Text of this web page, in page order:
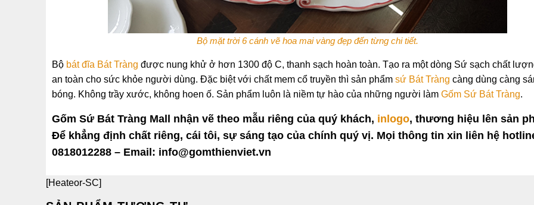
Bộ mặt trời 6 cánh vẽ hoa mai vàng đẹp đến từng chi tiết.
Bộ bát đĩa Bát Tràng được nung khử ở hơn 1300 độ C, thanh sạch hoàn toàn. Tạo ra một dòng Sứ sạch chất
an toàn cho sức khỏe người dùng. Đặc biệt với chất mem cổ truyền thì sản phẩm sứ Bát Tràng càng dùng càng
bóng. Không trầy xước, không hoen ố. Sản phẩm luôn là niềm tự hào của những người làm Gốm Sứ Bát Tràng.
Gốm Sứ Bát Tràng Mall nhận vẽ theo mẫu riêng của quý khách, inlogo, thương hiệu lên sản
Để khẳng định chất riêng, cái tôi, sự sáng tạo của chính quý vị. Mọi thông tin xin liên hệ
0818012288 – Email: info@gomthienviet.vn
[Heateor-SC]